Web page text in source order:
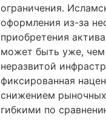
ограничения.
оформления из-за
приобретения
может быть уже, чем
неразвитой
фиксированная
снижением
гибкими по